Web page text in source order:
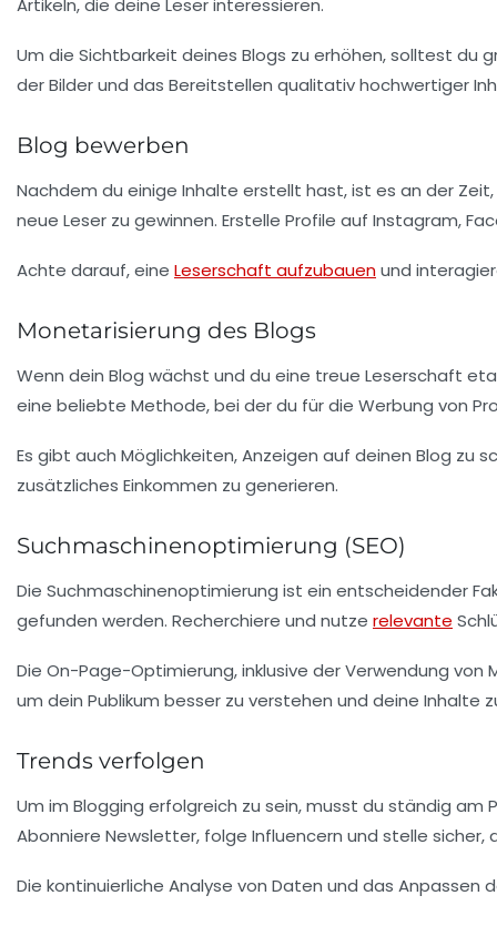
Artikeln, die deine Leser interessieren.
Um die Sichtbarkeit deines Blogs zu erhöhen, solltest du
der Bilder und das Bereitstellen qualitativ hochwertiger
Blog bewerben
Nachdem du einige Inhalte erstellt hast, ist es an der
neue Leser zu gewinnen. Erstelle Profile auf Instagram,
Achte darauf, eine Leserschaft aufzubauenund
Monetarisierung des Blogs
Wenn dein Blog wächst und du eine treue Leserschaft
eine beliebte Methode, bei der du für die Werbung von
Es gibt auch Möglichkeiten, Anzeigen auf deinen Blog
zusätzliches Einkommen zu generieren.
Suchmaschinenoptimierung (SEO)
Die Suchmaschinenoptimierung ist ein entscheidender
gefunden werden. Recherchiere und nutze relevante
Die On-Page-Optimierung, inklusive der Verwendung
um dein Publikum besser zu verstehen und deine Inhalte
Trends verfolgen
Um im Blogging erfolgreich zu sein, musst du ständig am
Abonniere Newsletter, folge Influencern und stelle
Die kontinuierliche Analyse von Daten und das